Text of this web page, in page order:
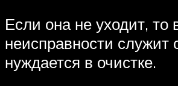
Если она не уходит, то
неисправности служит
нуждается в очистке.